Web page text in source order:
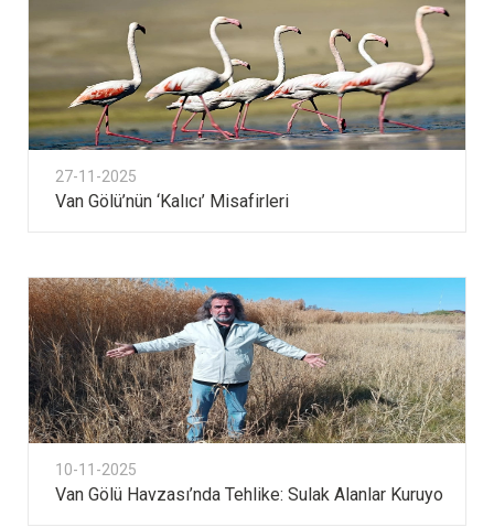
27-11-2025
Van Gölü’nün ‘kalıcı’ Misafirleri
10-11-2025
Van Gölü Havzası’nda Tehlike: Sulak Alanlar Kuruyo